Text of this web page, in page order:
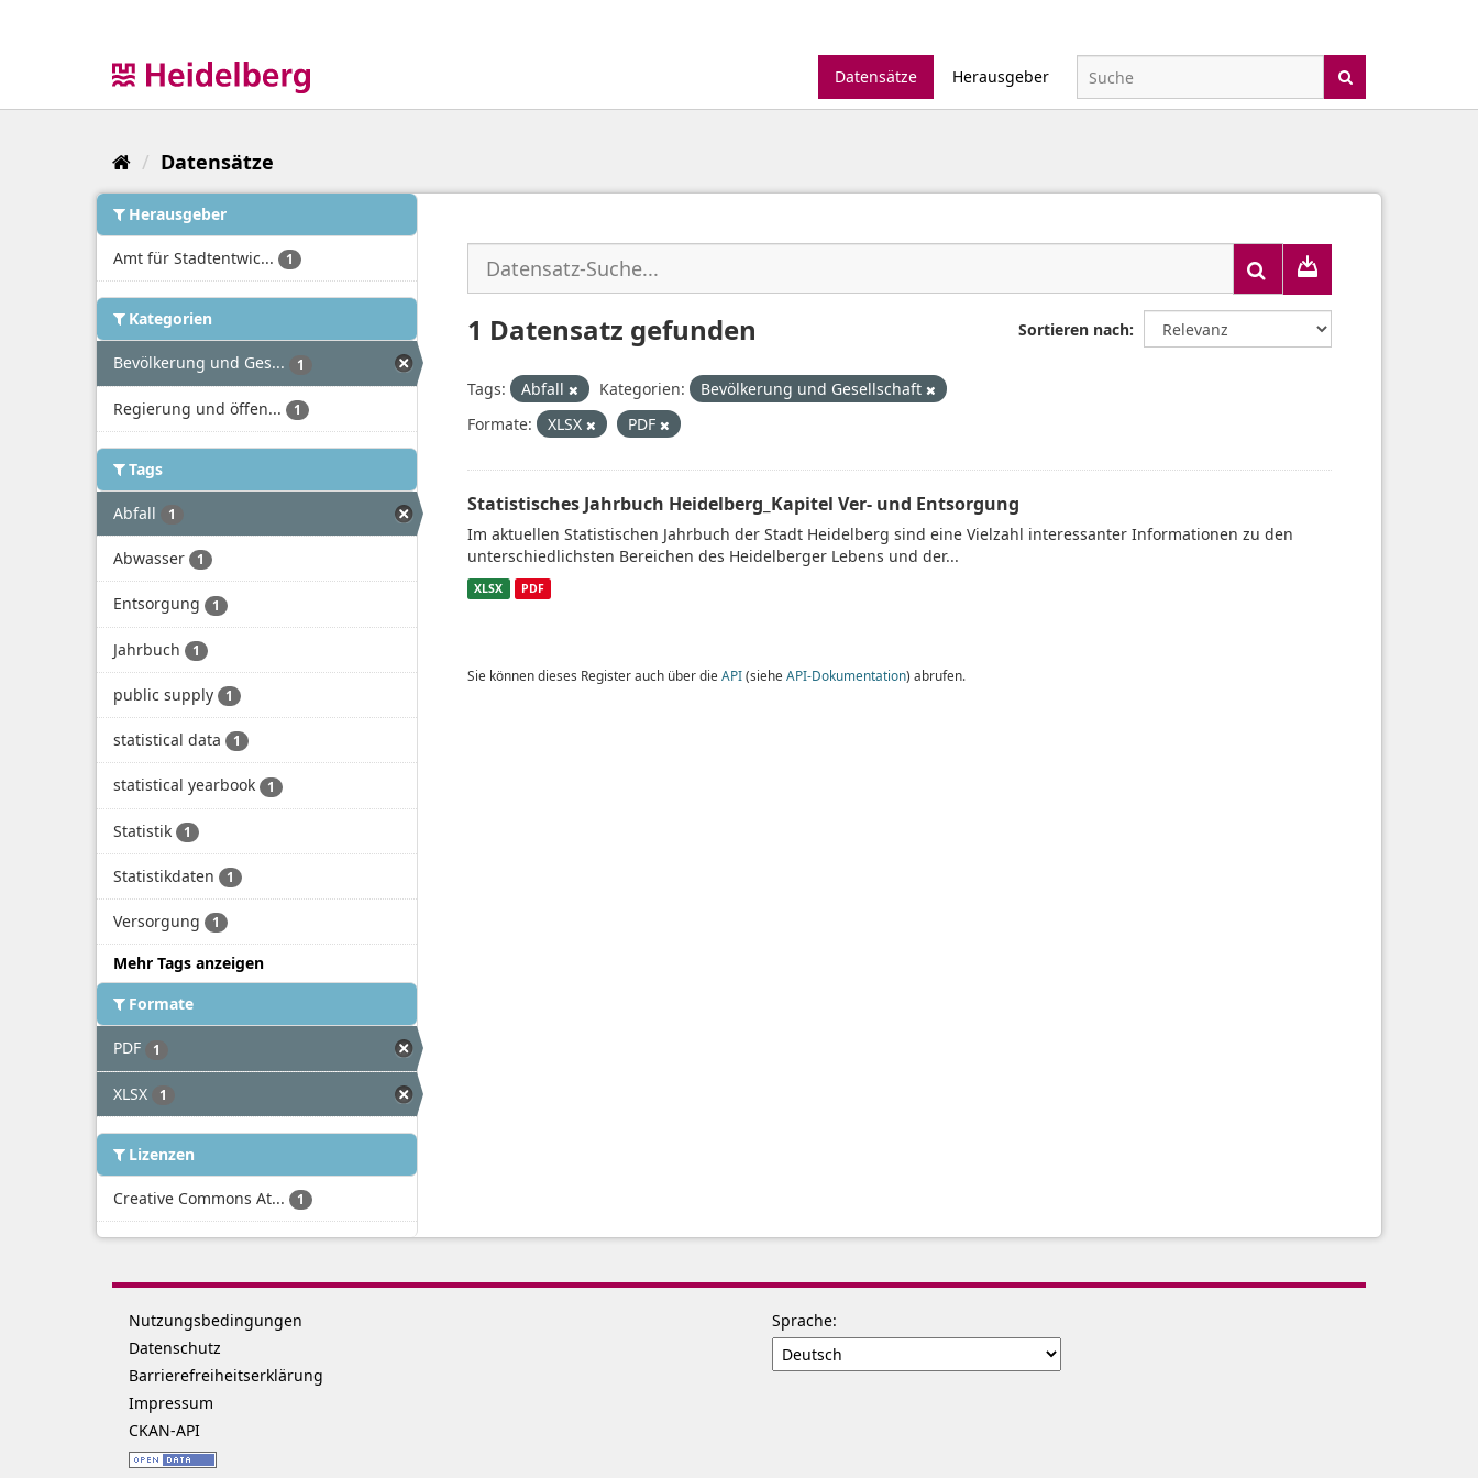
Datensätze
Herausgeber
Datensätze
Herausgeber
Amt für Stadtentwic... 1
Kategorien
Bevölkerung und Ges... 1
Regierung und öffen... 1
Tags
Abfall 1
Abwasser 1
Entsorgung 1
Jahrbuch 1
public supply 1
statistical data 1
statistical yearbook 1
Statistik 1
Statistikdaten 1
Versorgung 1
Mehr Tags anzeigen
Formate
PDF 1
XLSX 1
Lizenzen
Creative Commons At... 1
Sortieren nach
1 Datensatz gefunden
Tags: Abfall Kategorien:
Bevölkerung und Gesellschaft
Formate:
XLSX PDF
Statistisches Jahrbuch Heidelberg_Kapitel Ver- und Entsorgung
Im aktuellen Statistischen Jahrbuch der Stadt Heidelberg sind eine Vielzahl interessanter Informationen zu den
unterschiedlichsten Bereichen des Heidelberger Lebens und der...
XLSX PDF
Sie können dieses Register auch über die API(siehe API-Dokumentation) abrufen.
Nutzungsbedingungen
Datenschutz
Barrierefreiheitserklärung
Impressum
CKAN-API
Sprache